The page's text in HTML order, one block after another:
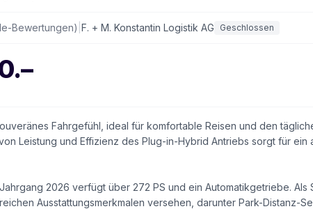
Bewertungen) F. + M. Konstantin Logistik AG Geschlossen
.–
Fahrgefühl, ideal für komfortable Reisen und den
Leistung und Effizienz des Plug-in-Hybrid Antriebs sorgt für ein
2026 verfügt über 272 PS und ein Automatikgetriebe. Als
Ausstattungsmerkmalen versehen, darunter Park-Distanz-